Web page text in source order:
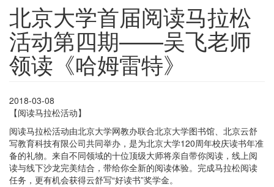
北京大学首届阅读马拉松
活动第四期——吴飞老师
领读《哈姆雷特》
2018-03-08
【阅读马拉松活动】
阅读马拉松活动由北京大学网教办联合北京大学图书馆、北京云舒
写教育科技有限公司共同举办，是为北京大学120周年校庆读书年准
备的礼物。来自不同领域的十位顶级大师将亲自带你阅读，线上阅
读与线下沙龙完美结合，带给你全新的阅读体验。完成马拉松阅读
任务，更有机会获得云舒写“好读书”奖学金。